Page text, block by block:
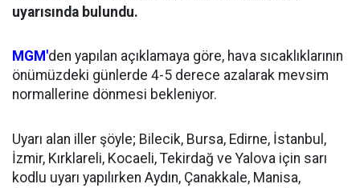
uyarısında bulundu.
MGM'den yapılan açıklamaya göre, hava sıcaklıklarının
önümüzdeki günlerde 4-5 derece azalarak mevsim
normallerine dönmesi bekleniyor.
Uyarı alan iller şöyle; Bilecik, Bursa, Edirne, İstanbul,
İzmir, Kırklareli, Kocaeli, Tekirdağ ve Yalova için sarı
kodlu uyarı yapılırken Aydın, Çanakkale, Manisa,